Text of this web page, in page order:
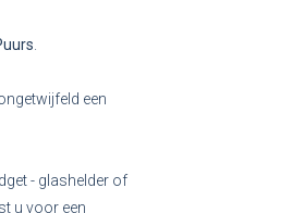
.
een
- glashelder of
u voor een